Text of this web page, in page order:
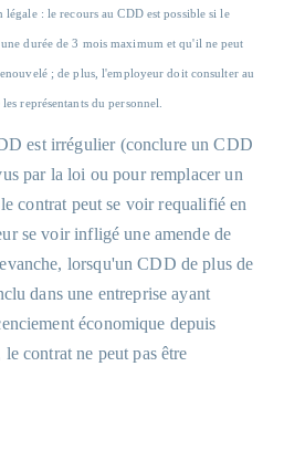
légale : le recours au CDD est possible si le
durée de 3 mois maximum et qu'il ne peut
; de plus, l'employeur doit consulter au
représentants du personnel.
est irrégulier (conclure un CDD
par la loi ou pour remplacer un
contrat peut se voir requalifié en
se voir infligé une amende de
lorsqu'un CDD de plus de
dans une entreprise ayant
économique depuis
contrat ne peut pas être